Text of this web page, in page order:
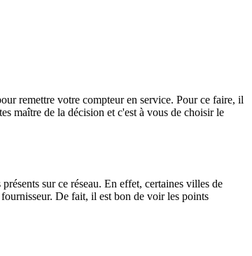
remettre votre compteur en service. Pour ce faire, il
maître de la décision et c'est à vous de choisir le
sur ce réseau. En effet, certaines villes de
De fait, il est bon de voir les points